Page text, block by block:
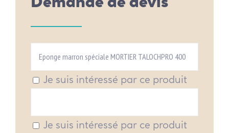
Je suis intéressé par ce produit
Je suis intéressé par ce produit